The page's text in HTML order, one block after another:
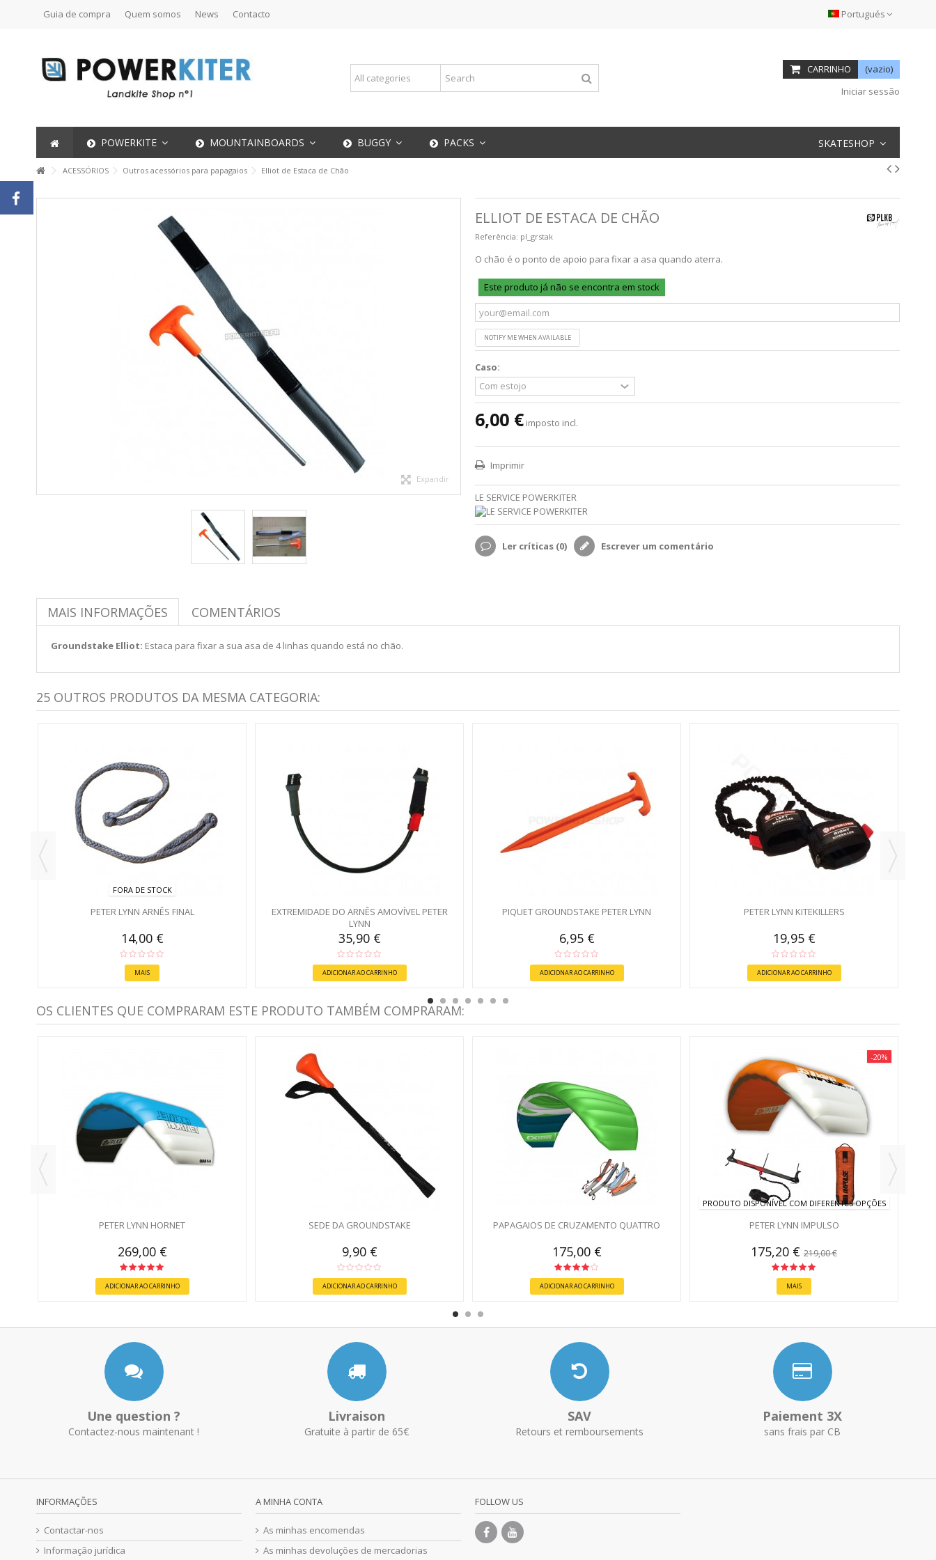
Portugués
Guia de compra Quem somos News Contacto
CARRINHO
(vazio)
Iniciar sessão
POWERKITE MOUNTAINBOARDS BUGGY PACKS SKATESHOP
ACESSÓRIOS Outros acessórios para papagaios Elliot de Estaca de Chão
Expandir
ELLIOT DE ESTACA DE CHÃO
Referência: pl_grstak
O chão é o ponto de apoio para fixar a asa quando aterra.
Este produto já não se encontra em stock
NOTIFY ME WHEN AVAILABLE
Caso:
6,00 € imposto incl.
Imprimir
LE SERVICE POWERKITER
Ler críticas (0) Escrever um comentário
MAIS INFORMAÇÕES COMENTÁRIOS
Groundstake Elliot: Estaca para fixar a sua asa de 4 linhas quando está no chão.
25 OUTROS PRODUTOS DA MESMA CATEGORIA:
FORA DE STOCK
PETER LYNN ARNÊS FINAL
14,00 €
MAIS
EXTREMIDADE DO ARNÊS AMOVÍVEL PETER
LYNN
35,90 €
ADICIONAR AO CARRINHO
PIQUET GROUNDSTAKE PETER LYNN
6,95 €
ADICIONAR AO CARRINHO
PETER LYNN KITEKILLERS
19,95 €
ADICIONAR AO CARRINHO
OS CLIENTES QUE COMPRARAM ESTE PRODUTO TAMBÉM COMPRARAM:
PETER LYNN HORNET
269,00 €
ADICIONAR AO CARRINHO
SEDE DA GROUNDSTAKE
9,90 €
ADICIONAR AO CARRINHO
PAPAGAIOS DE CRUZAMENTO QUATTRO
175,00 €
ADICIONAR AO CARRINHO
-20%
PRODUTO DISPONÍVEL COM DIFERENTES OPÇÕES
PETER LYNN IMPULSO
175,20 € 219,00 €
MAIS
Une question ?
Contactez-nous maintenant !
Livraison
Gratuite à partir de 65€
SAV
Retours et remboursements
Paiement 3X
sans frais par CB
INFORMAÇÕES
Contactar-nos
Informação jurídica
A MINHA CONTA
As minhas encomendas
As minhas devoluções de mercadorias
FOLLOW US